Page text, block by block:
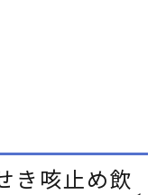
き咳止め飲